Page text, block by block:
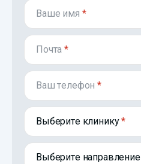
Ваше имя *
Почта*
Ваш телефон*
Выберите клинику
Выберите направление